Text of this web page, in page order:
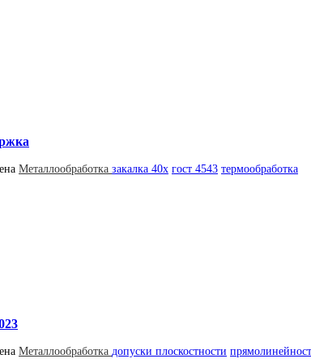
Металлообработка закалка 40х гост 4543 термообработка
Металлообработка допуски плоскостности